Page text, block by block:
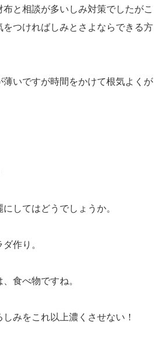
と相談が多いしみ対策でしたがこ
をつければしみとさよならできる方
薄いですが時間をかけて根気よくが
してはどうでしょうか。
作り。
食べ物ですね。
みをこれ以上濃くさせない！